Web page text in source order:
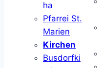
ha
Pfarrei St.
Marien
Kirchen
Busdorfki